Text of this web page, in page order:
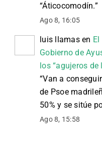
“Áticocomodín.”
Ago 8, 16:05
luis llamasen
Gobierno de
los “agujeros
“Van a
de Psoe
50% y se sitúe
Ago 8, 15:58